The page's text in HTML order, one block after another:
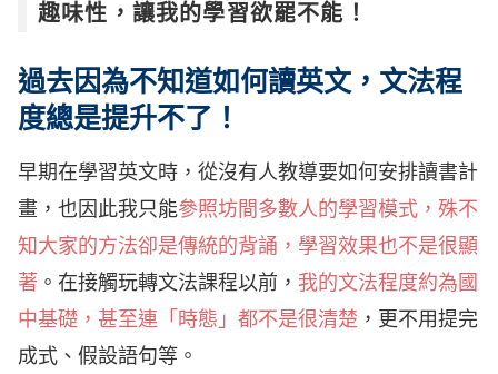
趣味性，讓我的學習欲罷不能！
過去因為不知道如何讀英文，文法程
度總是提升不了！
早期在學習英文時，從沒有人教導要如何安排讀書計
畫，也因此我只能參照坊間多數人的學習模式，殊不
知大家的方法卻是傳統的背誦，學習效果也不是很顯
著 。在接觸玩轉文法課程以前， 我的文法程度約為國
中基礎，甚至連「時態」都不是很清楚 ，更不用提完
成式、假設語句等。